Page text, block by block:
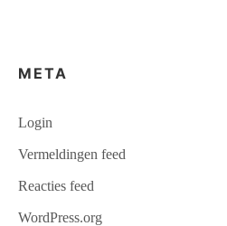
META
Login
Vermeldingen feed
Reacties feed
WordPress.org